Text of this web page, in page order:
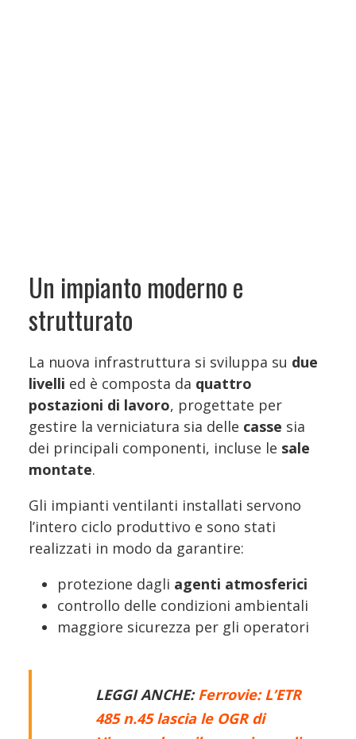
Un impianto moderno e
strutturato
La nuova infrastruttura si sviluppa su due
livelli ed è composta da quattro
postazioni di lavoro, progettate per
gestire la verniciatura sia delle casse sia
dei principali componenti, incluse le sale
montate.
Gli impianti ventilanti installati servono
l’intero ciclo produttivo e sono stati
realizzati in modo da garantire:
protezione dagli agenti atmosferici
controllo delle condizioni ambientali
maggiore sicurezza per gli operatori
LEGGI ANCHE: Ferrovie: L’ETR
485 n.45 lascia le OGR di